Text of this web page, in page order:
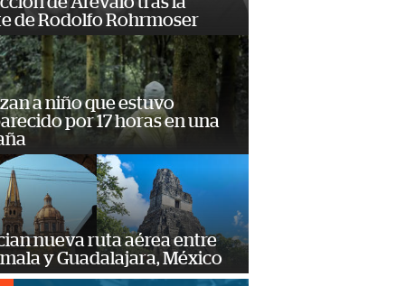
de Rodolfo Rohrmoser
a niño que estuvo
por 17 horas en una
nueva ruta aérea entre
y Guadalajara, México